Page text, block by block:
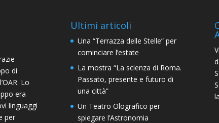
di
Lo
era
linguaggi
per
Ultimi articoli
Una “Terrazza delle Stelle” per
cominciare l’estate
La mostra “La scienza di Roma.
Passato, presente e futuro di
una città”
Un Teatro Olografico per
spiegare l’Astronomia